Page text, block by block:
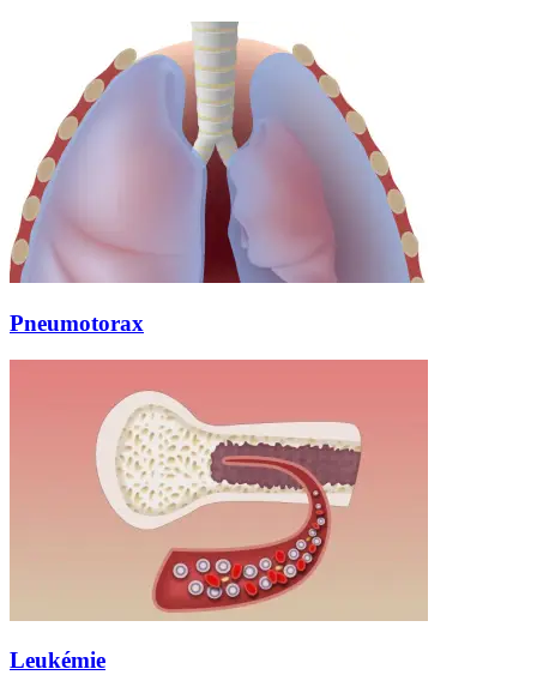
Pneumotorax
Leukémie